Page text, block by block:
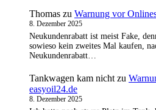
Thomas zu Warnung vor
8. Dezember 2025
Neukundenrabatt ist meist Fake,
sowieso kein zweites Mal kaufen,
Neukundenrabatt…
Tankwagen kam nicht zu
easyoil24.de
8. Dezember 2025